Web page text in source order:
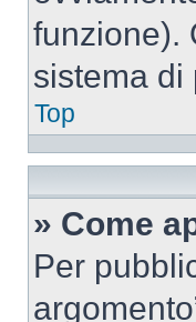
funzione).
sistema di
Top
» Come
Per